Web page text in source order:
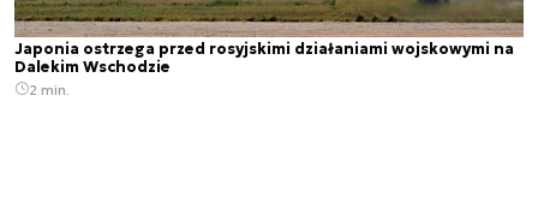
Japonia ostrzega przed rosyjskimi działaniami wojskowymi na
Dalekim Wschodzie
2 min.